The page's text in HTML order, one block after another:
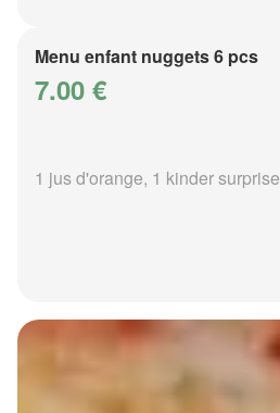
Menu enfant nuggets 6 pcs
7.00 €
1 jus d'orange, 1 kinder surprise